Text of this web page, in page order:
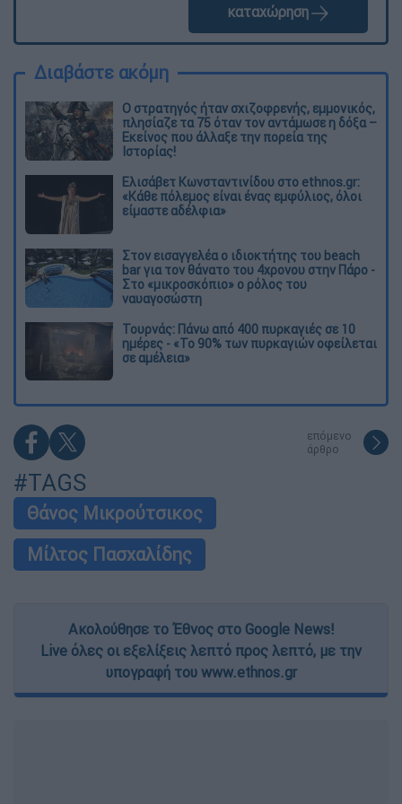
καταχώρηση
Διαβάστε ακόμη
O στρατηγός ήταν σχιζοφρενής, εμμονικός,
πλησίαζε τα 75 όταν τον αντάμωσε η δόξα –
Εκείνος που άλλαξε την πορεία της
Ιστορίας!
Ελισάβετ Κωνσταντινίδου στο ethnos.gr:
«Κάθε πόλεμος είναι ένας εμφύλιος, όλοι
είμαστε αδέλφια»
Στον εισαγγελέα ο ιδιοκτήτης του beach
bar για τον θάνατο του 4χρονου στην Πάρο -
Στο «μικροσκόπιο» ο ρόλος του
ναυαγοσώστη
Τουρνάς: Πάνω από 400 πυρκαγιές σε 10
ημέρες - «Το 90% των πυρκαγιών οφείλεται
σε αμέλεια»
επόμενο
άρθρο
#TAGS
Θάνος Μικρούτσικος
Μίλτος Πασχαλίδης
Ακολούθησε το Έθνος στο Google News!
Live όλες οι εξελίξεις λεπτό προς λεπτό, με την
υπογραφή του www.ethnos.gr